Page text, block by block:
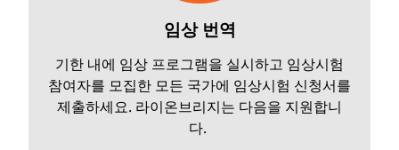
임상 번역
기한 내에 임상 프로그램을 실시하고 임상시험
참여자를 모집한 모든 국가에 임상시험 신청서를
제출하세요. 라이온브리지는 다음을 지원합니
다.